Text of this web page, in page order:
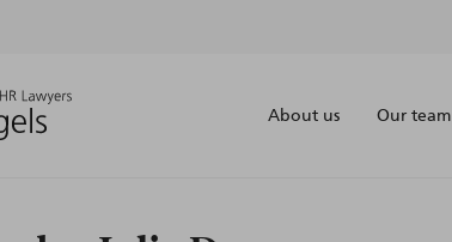
About us Our team